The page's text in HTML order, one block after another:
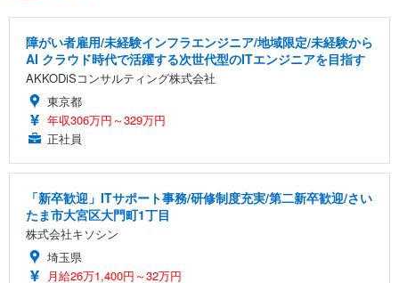
障がい者雇用/未経験インフラエンジニア/地域限定/未経験から
AI クラウド時代で活躍する次世代型のITエンジニアを目指す
AKKODiSコンサルティング株式会社
東京都
年収306万円～329万円
正社員
「新卒歓迎」ITサポート事務/研修制度充実/第二新卒歓迎/さい
たま市大宮区大門町1丁目
株式会社キソシン
埼玉県
月給26万1,400円～32万円